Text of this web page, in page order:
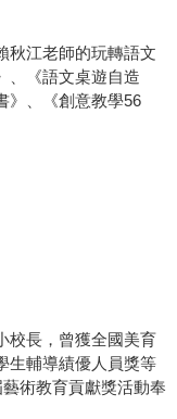
秋江老師的玩轉語文
、《語文桌遊自造
》、《創意教學56
校長，曾獲全國美育
生輔導績優人員獎等
術教育貢獻獎活動奉